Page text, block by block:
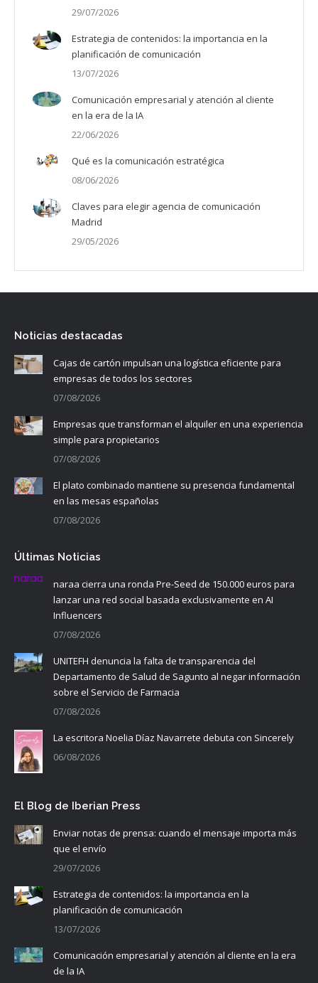
29/07/2026
Estrategia de contenidos: la importancia en la
planificación de comunicación
13/07/2026
Comunicación empresarial y atención al cliente
en la era de la IA
22/06/2026
Qué es la comunicación estratégica
08/06/2026
Claves para elegir agencia de comunicación
Madrid
29/05/2026
Noticias destacadas
Cajas de cartón impulsan una logística eficiente para
empresas de todos los sectores
07/08/2026
Empresas que transforman el alquiler en una experiencia
simple para propietarios
07/08/2026
El plato combinado mantiene su presencia fundamental
en las mesas españolas
07/08/2026
Últimas Noticias
naraa cierra una ronda Pre-Seed de 150.000 euros para
lanzar una red social basada exclusivamente en AI
Influencers
07/08/2026
UNITEFH denuncia la falta de transparencia del
Departamento de Salud de Sagunto al negar información
sobre el Servicio de Farmacia
07/08/2026
La escritora Noelia Díaz Navarrete debuta con Sincerely
06/08/2026
El Blog de Iberian Press
Enviar notas de prensa: cuando el mensaje importa más
que el envío
29/07/2026
Estrategia de contenidos: la importancia en la
planificación de comunicación
13/07/2026
Comunicación empresarial y atención al cliente en la era
de la IA